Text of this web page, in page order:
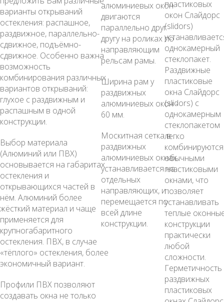
пластиковых
окон Слайдорс
(slidors)
однокамерный
стеклопакет.
Раздвижные
пластиковые
окна Слайдорс
(slidors) с
однокамерным
стеклопакетом
легко
обычными
пластиковыми
окнами, что
позволяет
устанавливать
теплые
конструкции
практически
любой
сложности.
Герметичность
раздвижных
пластиковых
варианты открываний
остекления: распашное,
раздвижное, параллельно-
сдвижное, подъёмно-
сдвижное. Особенно важна
возможность
комбинирования различных
вариантов открываний:
глухое с раздвижным и
распашным в одной
конструкции.
Выбор материала
(Алюминий или ПВХ)
основывается на габаритах
остекления и
открывающихся частей в
нём. Алюминий более
жёсткий материал и чаще
применяется для
крупногабаритного
остекления. ПВХ, в случае
«тёплого» остекления, более
экономичный вариант.
Профили ПВХ позволяют
создавать окна не только
алюминиевых окон
двигаются
параллельно друг
другу на роликах по
направляющим
рельсам рамы.
Ширина рам у
раздвижных
алюминиевых окон -
60 мм.
Москитная сетка в
раздвижных
алюминиевых окнах
устанавливается на
отдельных
направляющих, и
перемещается по
всей длине
конструкции.